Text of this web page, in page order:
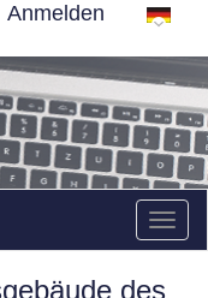
Anmelden
des